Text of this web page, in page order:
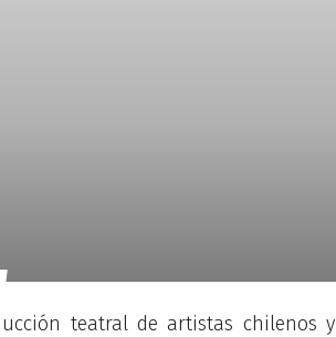
teatral de artistas chilenos y